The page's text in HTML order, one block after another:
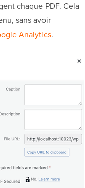
chaque PDF. Cela
sans avoir
Analytics.